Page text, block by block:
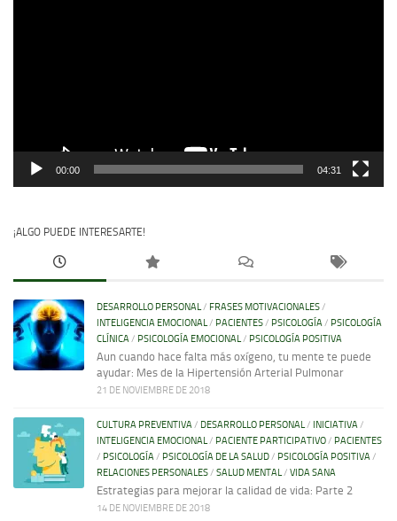
00:00 04:31
¡ALGO PUEDE INTERESARTE!
DESARROLLO PERSONAL/ FRASES MOTIVACIONALES/
INTELIGENCIA EMOCIONAL/ PACIENTES/ PSICOLOGÍA/ PSICOLOGÍA
CLÍNICA/ PSICOLOGÍA EMOCIONAL/ PSICOLOGÍA POSITIVA
Aun cuando hace falta más oxígeno, tu mente te puede
ayudar: Mes de la Hipertensión Arterial Pulmonar
21 DE NOVIEMBRE DE 2018
CULTURA PREVENTIVA/ DESARROLLO PERSONAL/ INICIATIVA/
INTELIGENCIA EMOCIONAL/ PACIENTE PARTICIPATIVO/ PACIENTES
/ PSICOLOGÍA/ PSICOLOGÍA DE LA SALUD/ PSICOLOGÍA POSITIVA/
RELACIONES PERSONALES/ SALUD MENTAL/ VIDA SANA
Estrategias para mejorar la calidad de vida: Parte 2
14 DE NOVIEMBRE DE 2018